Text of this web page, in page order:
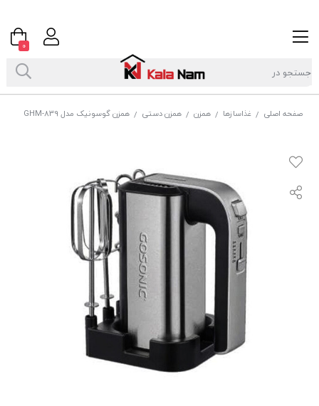
صفحه اصلی / غذاسازها / همزن / همزن دستی / همزن گوسونیک مدل GHM-839
0